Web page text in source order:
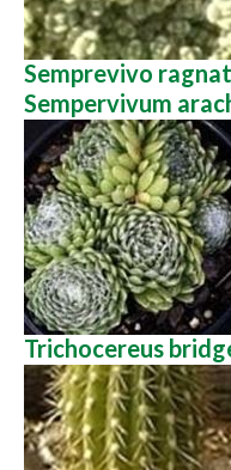
Semprevivo
Sempervivum
Trichocereus